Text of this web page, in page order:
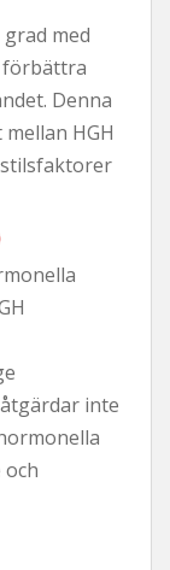
med
förbättra
Denna
HGH
inte